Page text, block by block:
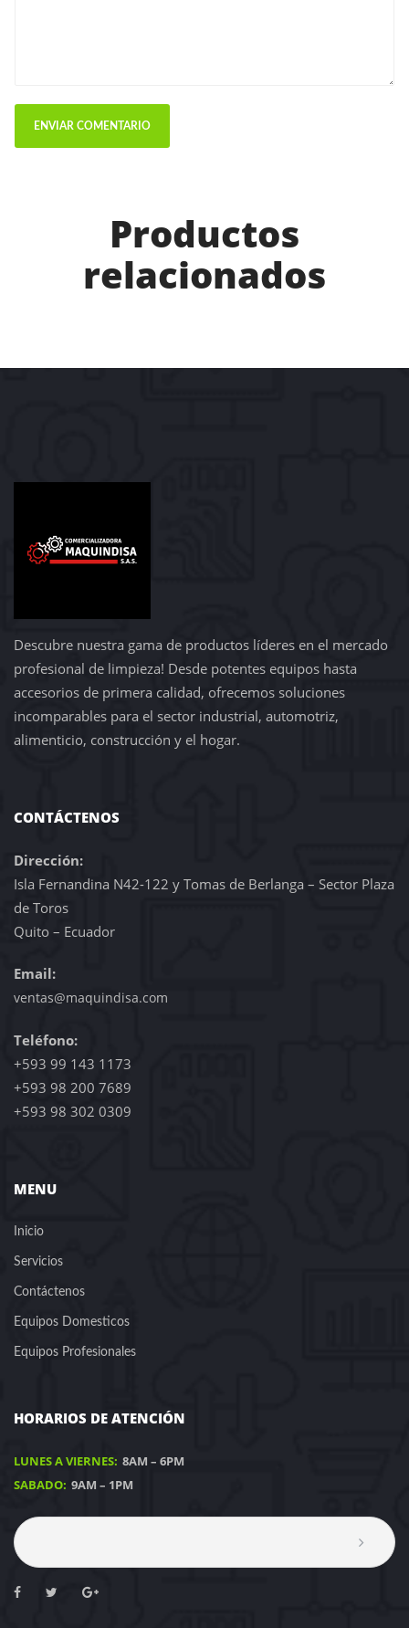
Productos
relacionados
Descubre nuestra gama de productos líderes en el mercado
profesional de limpieza! Desde potentes equipos hasta
accesorios de primera calidad, ofrecemos soluciones
incomparables para el sector industrial, automotriz,
alimenticio, construcción y el hogar.
CONTÁCTENOS
Dirección:
Isla Fernandina N42-122 y Tomas de Berlanga – Sector Plaza
de Toros
Quito – Ecuador
Email:
ventas@maquindisa.com
Teléfono:
+593 99 143 1173
+593 98 200 7689
+593 98 302 0309
MENU
Inicio
Servicios
Contáctenos
Equipos Domesticos
Equipos Profesionales
HORARIOS DE ATENCIÓN
LUNES A VIERNES: 8AM – 6PM
SABADO: 9AM – 1PM